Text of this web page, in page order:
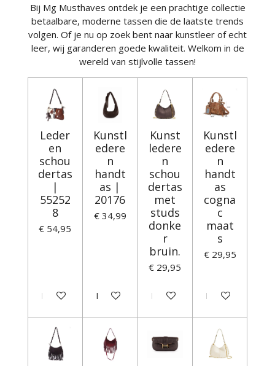
Bij Mg Musthaves ontdek je een prachtige collectie
betaalbare, moderne tassen die de laatste trends
volgen. Of je nu op zoek bent naar kunstleer of echt
leer, wij garanderen goede kwaliteit. Welkom in de
wereld van stijlvolle tassen!
Leder
en
schou
dertas
|
55252
8
€ 54,95
In winkelwagen
Kunstl
edere
n
handt
as |
20176
€ 34,99
In winkelwagen
Kunst
ledere
n
schou
dertas
met
studs
donke
r
bruin.
€ 29,95
In winkelwagen
Kunstl
edere
n
handt
as
cogna
c
maat
s
€ 29,95
In winkelwagen